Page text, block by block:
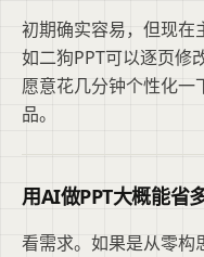
初期确实容易，但现在
如二狗PPT可以逐页修
愿意花几分钟个性化一
品。
用AI做PPT大概能省
看需求。如果是从零构